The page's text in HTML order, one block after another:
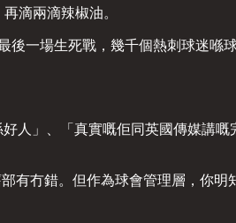
滴兩滴辣椒油。
一場生死戰，幾千個熱刺球迷喺
人」、「真實嘅佢同英國傳媒講
有冇錯。但作為球會管理層，你